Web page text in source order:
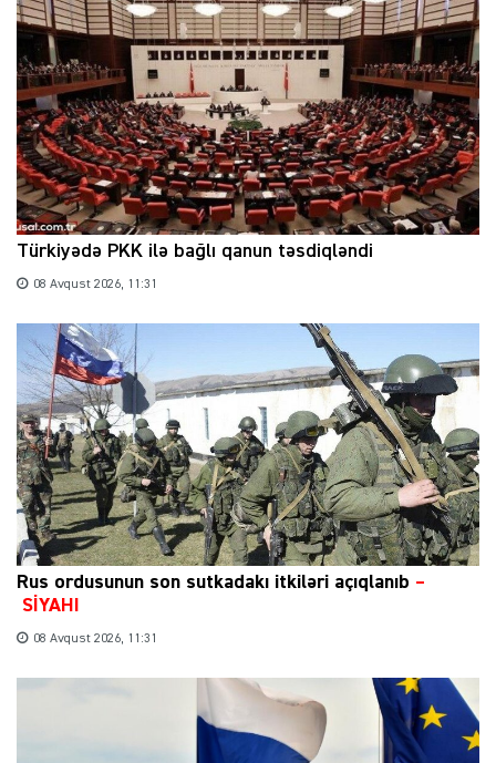
Türkiyədə PKK ilə bağlı qanun təsdiqləndi
08 Avqust 2026, 11:31
Rus ordusunun son sutkadakı itkiləri açıqlanıb –
SİYAHI
08 Avqust 2026, 11:31